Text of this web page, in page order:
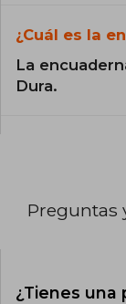
¿Cuál es la
La
Dura.
Preguntas
¿Tienes una